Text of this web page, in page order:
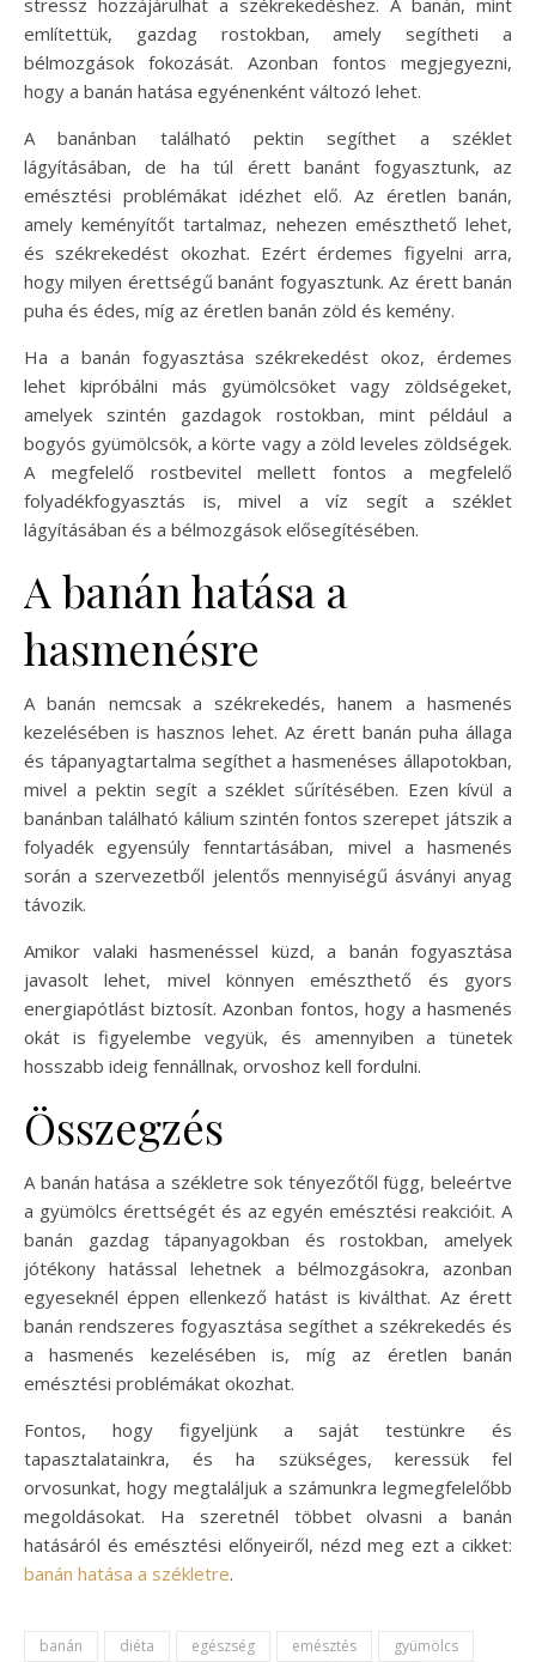
említettük, gazdag rostokban, amely segítheti a
bélmozgások fokozását. Azonban fontos megjegyezni,
hogy a banán hatása egyénenként változó lehet.
A banánban található pektin segíthet a széklet
lágyításában, de ha túl érett banánt fogyasztunk, az
emésztési problémákat idézhet elő. Az éretlen banán,
amely keményítőt tartalmaz, nehezen emészthető lehet,
és székrekedést okozhat. Ezért érdemes figyelni arra,
hogy milyen érettségű banánt fogyasztunk. Az érett banán
puha és édes, míg az éretlen banán zöld és kemény.
Ha a banán fogyasztása székrekedést okoz, érdemes
lehet kipróbálni más gyümölcsöket vagy zöldségeket,
amelyek szintén gazdagok rostokban, mint például a
bogyós gyümölcsök, a körte vagy a zöld leveles zöldségek.
A megfelelő rostbevitel mellett fontos a megfelelő
folyadékfogyasztás is, mivel a víz segít a széklet
lágyításában és a bélmozgások elősegítésében.
A banán hatása a
hasmenésre
A banán nemcsak a székrekedés, hanem a hasmenés
kezelésében is hasznos lehet. Az érett banán puha állaga
és tápanyagtartalma segíthet a hasmenéses állapotokban,
mivel a pektin segít a széklet sűrítésében. Ezen kívül a
banánban található kálium szintén fontos szerepet játszik a
folyadék egyensúly fenntartásában, mivel a hasmenés
során a szervezetből jelentős mennyiségű ásványi anyag
távozik.
Amikor valaki hasmenéssel küzd, a banán fogyasztása
javasolt lehet, mivel könnyen emészthető és gyors
energiapótlást biztosít. Azonban fontos, hogy a hasmenés
okát is figyelembe vegyük, és amennyiben a tünetek
hosszabb ideig fennállnak, orvoshoz kell fordulni.
Összegzés
A banán hatása a székletre sok tényezőtől függ, beleértve
a gyümölcs érettségét és az egyén emésztési reakcióit. A
banán gazdag tápanyagokban és rostokban, amelyek
jótékony hatással lehetnek a bélmozgásokra, azonban
egyeseknél éppen ellenkező hatást is kiválthat. Az érett
banán rendszeres fogyasztása segíthet a székrekedés és
a hasmenés kezelésében is, míg az éretlen banán
emésztési problémákat okozhat.
Fontos, hogy figyeljünk a saját testünkre és
tapasztalatainkra, és ha szükséges, keressük fel
orvosunkat, hogy megtaláljuk a számunkra legmegfelelőbb
megoldásokat. Ha szeretnél többet olvasni a banán
hatásáról és emésztési előnyeiről, nézd meg ezt a cikket:
banán hatása a székletre.
banán diéta egészség emésztés
gyümölcs